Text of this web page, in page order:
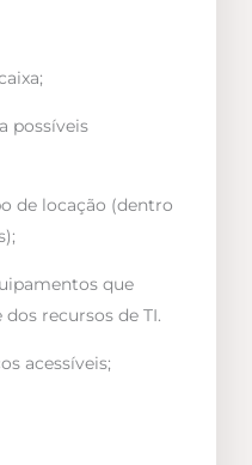
possíveis
de locação (dentro
que
recursos de TI.
acessíveis;